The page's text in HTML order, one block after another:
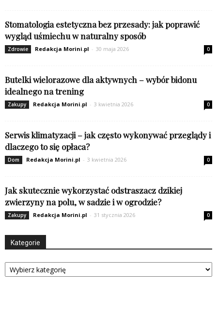
Stomatologia estetyczna bez przesady: jak poprawić
wygląd uśmiechu w naturalny sposób
Zdrowie Redakcja Morini.pl - 30 maja 2026 0
Butelki wielorazowe dla aktywnych – wybór bidonu
idealnego na trening
Zakupy Redakcja Morini.pl - 3 kwietnia 2026 0
Serwis klimatyzacji – jak często wykonywać przeglądy i
dlaczego to się opłaca?
Dom Redakcja Morini.pl - 3 kwietnia 2026 0
Jak skutecznie wykorzystać odstraszacz dzikiej
zwierzyny na polu, w sadzie i w ogrodzie?
Zakupy Redakcja Morini.pl - 31 stycznia 2026 0
Kategorie
Kategorie